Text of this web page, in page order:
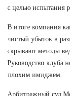
с целью испытания
В итоге компания
чистый убыток в
скрывают методы
Руководство клуба
плохим имиджем.
Арбитражный суд